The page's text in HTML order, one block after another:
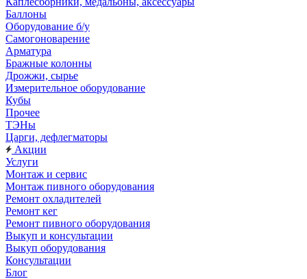
Баллоны
Оборудование б/у
Самогоноварение
Арматура
Бражные колонны
Дрожжи, сырье
Измерительное оборудование
Кубы
Прочее
ТЭНы
Царги, дефлегматоры
Акции
Услуги
Монтаж и сервис
Монтаж пивного оборудования
Ремонт охладителей
Ремонт кег
Ремонт пивного оборудования
Выкуп и консультации
Выкуп оборудования
Консультации
Блог